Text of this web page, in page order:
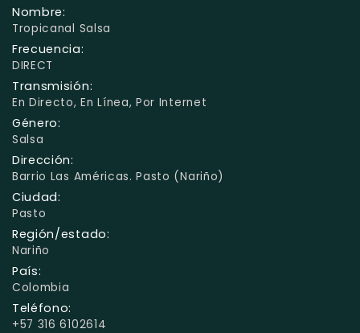
Nombre:
Tropicanal Salsa
Frecuencia:
DIRECT
Transmisión:
En Directo, En Línea, Por Internet
Género:
Salsa
Dirección:
Barrio Las Américas. Pasto (Nariño)
Ciudad:
Pasto
Región/estado:
Nariño
País:
Colombia
Teléfono:
+57 316 6102614